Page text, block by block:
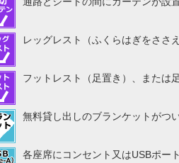
レッグレスト（ふくらはぎをささ
フットレスト（足置き）、または
無料貸し出しのブランケットがつ
各座席にコンセント又はUSBポー